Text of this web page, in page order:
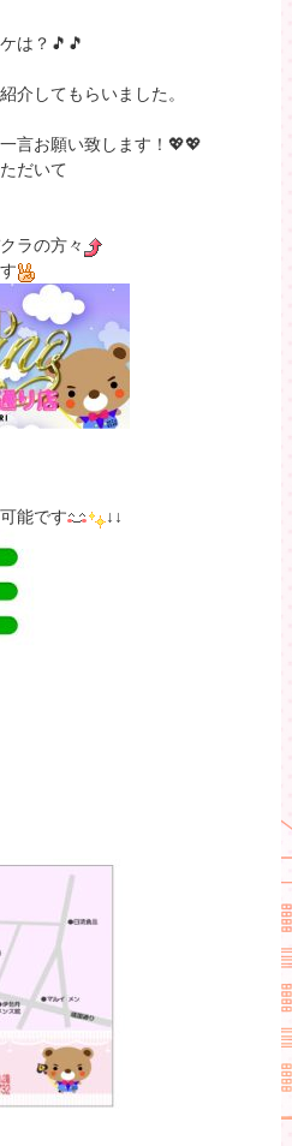
は？🎵🎵
介してもらいました。
言お願い致します！💖💖
だいて
ラの方々
能です
↓↓